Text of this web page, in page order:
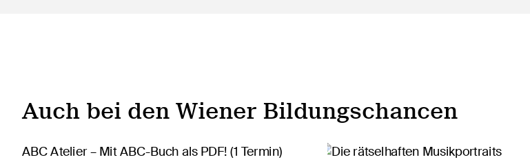
Auch bei den Wiener Bildungschancen